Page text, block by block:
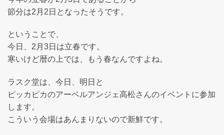
節分は2月2日となったそうです。
ということで、
今日、2月3日は立春です。
寒いけど暦の上では、もう春なんですよね。
ラスク堂は、今日、明日と
ピッカピカのアーベルアンジェ高松さんのイベントに参加
します。
こういう会場はあんまりないので新鮮です。